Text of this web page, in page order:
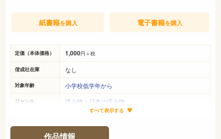
定価（本体価格） 1,000円＋税
偕成社在庫 なし
対象年齢 小学校低学年から
ジャンル 読み物 > 日本の読み物
143ページ
すべて表示する
紙書籍を購入 電子書籍を購入
作品情報